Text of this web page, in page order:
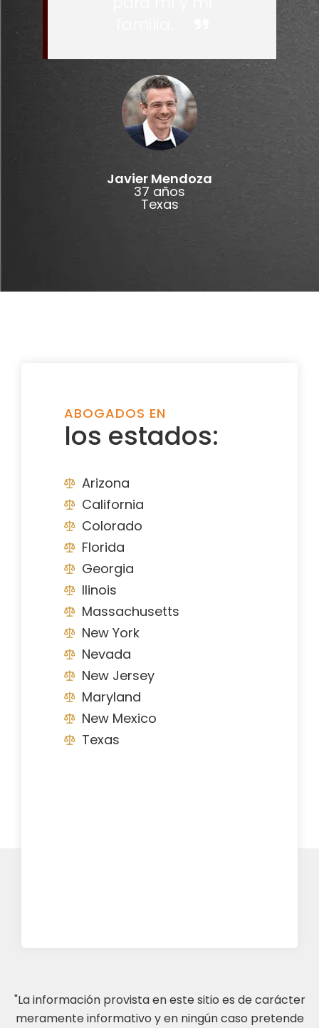
Javier Mendoza
37 años
Texas
ABOGADOS EN
los estados:
Arizona
California
Colorado
Florida
Georgia
Ilinois
Massachusetts
New York
Nevada
New Jersey
Maryland
New Mexico
Texas
"La información provista en este sitio es de carácter
meramente informativo y en ningún caso pretende